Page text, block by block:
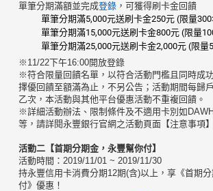
單筆分期滿額並完成登錄 ，可獲得刷卡金回饋
單筆分期滿5,000元送刷卡金250元 (限量
單筆分期滿15,000元送刷卡金800元 (限量
單筆分期滿25,000元送刷卡金2,000元 (限量
※11/22下午16:00開放登錄
※符合限量回饋名單，以符合活動門檻且同時成
擇優回饋至額滿為止，不另公告；活動期間每歸
乙次，本活動與其他平台優惠活動不重複回饋。
※詳細活動辦法、限制條件及不適用卡別如
等，請詳閱永豐銀行官網之活動頁面【注意事項
活動二【首期分期金，永豐幫你付】
活動時間：2019/11/01 ~ 2019/11/30
持永豐信用卡消費分期12期(含)以上，享《首期
付》優惠！